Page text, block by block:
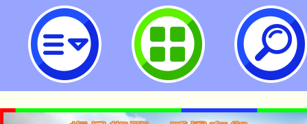
主旨：有關國立大湖高級農工職業
度第2梯次教育部學產基金補助學
長弱勢學生計畫一案，請欲申請學
月30日前完成線上填報，同時將書
彙辦，請查照。-桃園市立瑞坪國民